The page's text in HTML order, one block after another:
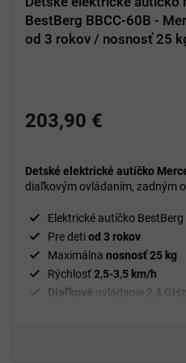
BestBerg BBCC-60B -
od 3 rokov / nosnosť 25
203,90 €
Detské elektrické autíčko
diaľkovým ovládaním, zadným
3 rokov.Elektrické autíčko BestBerg
Pre detiod 3 rokov
Maximálna nosnosť 25 kg
Rýchlosť2,5-3,5 km/h
Diaľkové ovládanie 2,4 GHz